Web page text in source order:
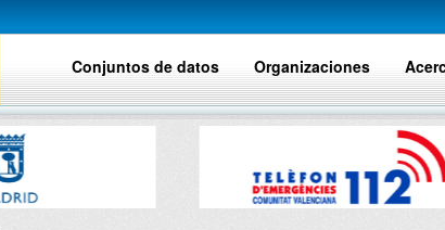
Conjuntos de datos Organizaciones